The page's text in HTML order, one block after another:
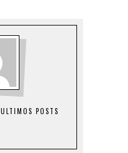
ULTIMOS POSTS